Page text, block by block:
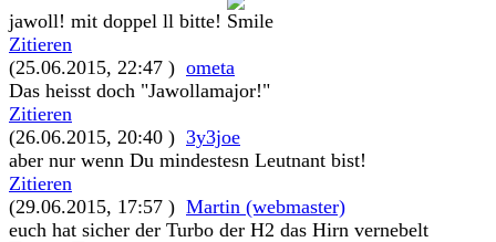
jawoll! mit doppel ll bitte!
Zitieren
(25.06.2015, 22:47 ) ometa
Das heisst doch "Jawollamajor!"
Zitieren
(26.06.2015, 20:40 ) 3y3joe
aber nur wenn Du mindestesn Leutnant bist!
Zitieren
(29.06.2015, 17:57 ) Martin (webmaster)
euch hat sicher der Turbo der H2 das Hirn vernebelt